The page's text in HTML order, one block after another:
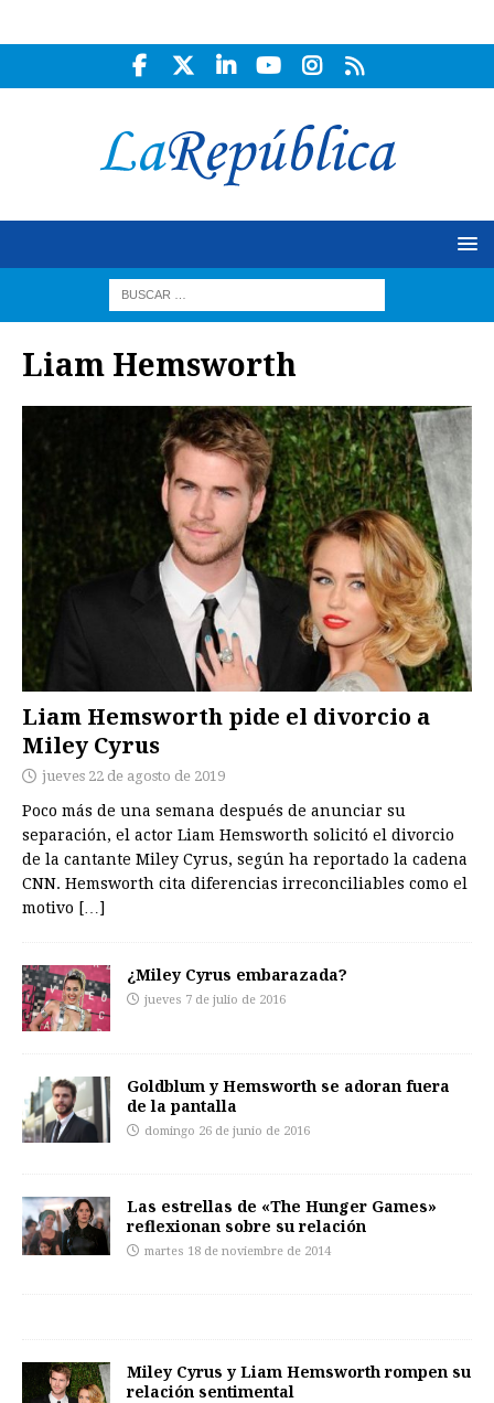
Liam Hemsworth
Liam Hemsworth pide el divorcio a
Miley Cyrus
jueves 22 de agosto de 2019
Poco más de una semana después de anunciar su
separación, el actor Liam Hemsworth solicitó el divorcio
de la cantante Miley Cyrus, según ha reportado la cadena
CNN. Hemsworth cita diferencias irreconciliables como el
motivo […]
¿Miley Cyrus embarazada?
jueves 7 de julio de 2016
Goldblum y Hemsworth se adoran fuera
de la pantalla
domingo 26 de junio de 2016
Las estrellas de «The Hunger Games»
reflexionan sobre su relación
martes 18 de noviembre de 2014
Miley Cyrus y Liam Hemsworth rompen su
relación sentimental